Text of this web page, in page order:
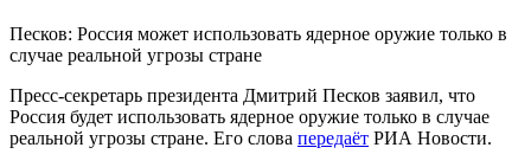
Песков: Россия может использовать ядерное оружие только в
случае реальной угрозы стране
Пресс-секретарь президента Дмитрий Песков заявил, что
Россия будет использовать ядерное оружие только в случае
реальной угрозы стране. Его слова передаёт РИА Новости.